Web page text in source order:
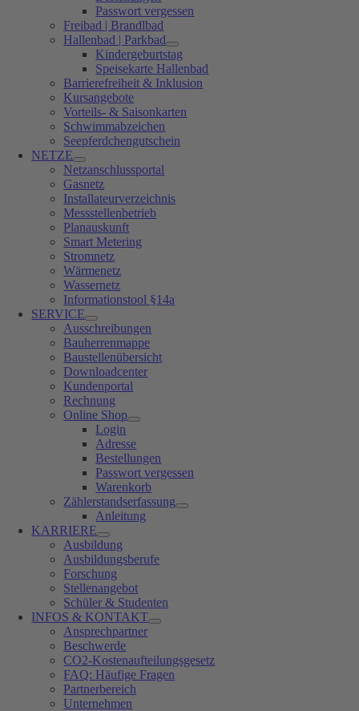
Passwort vergessen
Freibad | Brandlbad
Hallenbad | Parkbad
Kindergeburtstag
Speisekarte Hallenbad
Barrierefreiheit & Inklusion
Kursangebote
Vorteils- & Saisonkarten
Schwimmabzeichen
Seepferdchengutschein
NETZE
Netzanschlussportal
Gasnetz
Installateurverzeichnis
Messstellenbetrieb
Planauskunft
Smart Metering
Stromnetz
Wärmenetz
Wassernetz
Informationstool §14a
SERVICE
Ausschreibungen
Bauherrenmappe
Baustellenübersicht
Downloadcenter
Kundenportal
Rechnung
Online Shop
Login
Adresse
Bestellungen
Passwort vergessen
Warenkorb
Zählerstandserfassung
Anleitung
KARRIERE
Ausbildung
Ausbildungsberufe
Forschung
Stellenangebot
Schüler & Studenten
INFOS & KONTAKT
Ansprechpartner
Beschwerde
CO2-Kostenaufteilungsgesetz
FAQ: Häufige Fragen
Partnerbereich
Unternehmen